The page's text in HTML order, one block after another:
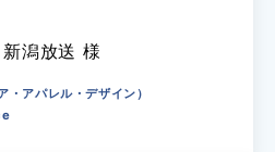
潟放送 様
アパレル・デザイン）